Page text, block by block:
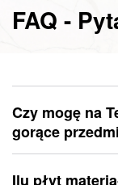
FAQ -
Czy mogę na
gorące
Ilu płyt